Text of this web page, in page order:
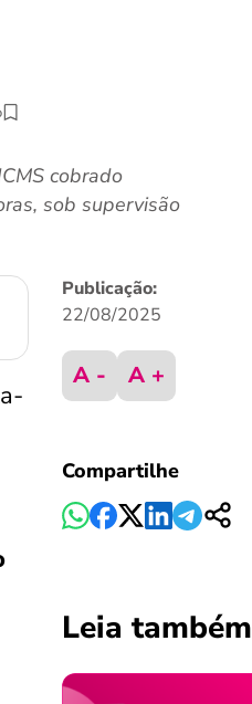
cobrado
sob supervisão
Publicação:
22/08/2025
A - A +
Compartilhe
Leia também